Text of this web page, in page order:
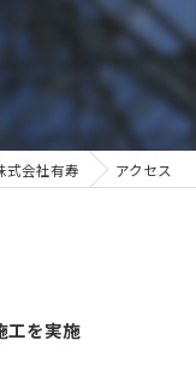
式会社有寿 アクセス
工を実施